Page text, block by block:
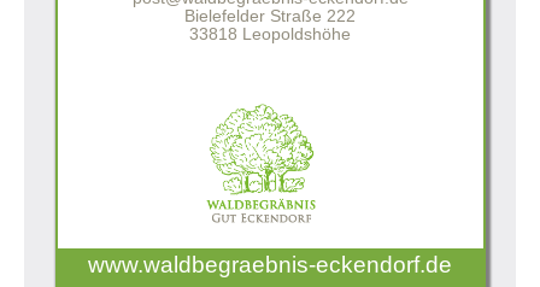
Bielefelder Straße 222
33818 Leopoldshöhe
www.waldbegraebnis-eckendorf.de